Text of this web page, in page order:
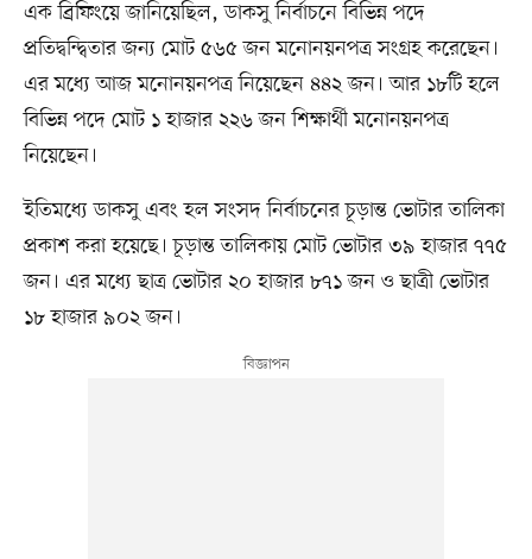
এক ব্রিফিংয়ে জানিয়েছিল, ডাকসু নির্বাচনে বিভিন্ন পদে
প্রতিদ্বন্দ্বিতার জন্য মোট ৫৬৫ জন মনোনয়নপত্র সংগ্রহ করেছেন।
এর মধ্যে আজ মনোনয়নপত্র নিয়েছেন ৪৪২ জন। আর ১৮টি হলে
বিভিন্ন পদে মোট ১ হাজার ২২৬ জন শিক্ষার্থী মনোনয়নপত্র
নিয়েছেন।
ইতিমধ্যে ডাকসু এবং হল সংসদ নির্বাচনের চূড়ান্ত ভোটার তালিকা
প্রকাশ করা হয়েছে। চূড়ান্ত তালিকায় মোট ভোটার ৩৯ হাজার ৭৭৫
জন। এর মধ্যে ছাত্র ভোটার ২০ হাজার ৮৭১ জন ও ছাত্রী ভোটার
১৮ হাজার ৯০২ জন।